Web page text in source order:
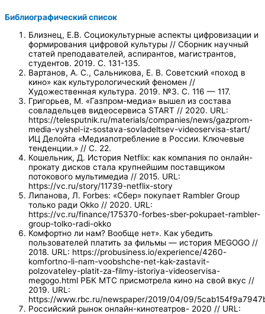
Библиографический список
Близнец, Е.В. Социокультурные аспекты цифровизации и
формирования цифровой культуры // Сборник научный
статей преподавателей, аспирантов, магистрантов,
студентов. 2019. С. 131-135.
Вартанов, А. С., Сальникова, Е. В. Советский «поход в
кино» как культурологический феномен //
Художественная культура. 2019. №3. С. 116 — 117.
Григорьев, М. «Газпром-медиа» вышел из состава
совладельцев видеосервиса START // 2020. URL:
https://telesputnik.ru/materials/companies/news/gazprom-
media-vyshel-iz-sostava-sovladeltsev-videoservisa-start/
ИЦ Делойта «Медиапотребление в России. Ключевые
тенденции.» // С. 22.
Кошельник, Д. История Netflix: как компания по онлайн-
прокату дисков стала крупнейшим поставщиком
потокового мультимедиа // 2015. URL:
https://vc.ru/story/11739-netflix-story
Липанова, Л. Forbes: «Сбер» покупает Rambler Group
только ради Okko // 2020. URL:
https://vc.ru/finance/175370-forbes-sber-pokupaet-rambler-
group-tolko-radi-okko
Комфортно ли нам? Вообще нет». Как убедить
пользователей платить за фильмы — история MEGOGO //
2018. URL: https://probusiness.io/experience/4260-
komfortno-li-nam-voobshche-net-kak-zastavit-
polzovateley-platit-za-filmy-istoriya-videoservisa-
megogo.html РБК МТС присмотрела кино на свой вкус //
2019. URL:
https://www.rbc.ru/newspaper/2019/04/09/
Российский рынок онлайн-кинотеатров- 2020 // URL: